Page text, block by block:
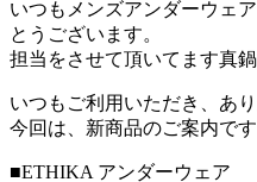
いつもメンズアンダーウェ
とうございます。
担当をさせて頂いてます真鍋
いつもご利用いただき、あ
今回は、新商品のご案内です
■ETHIKA アンダーウェア